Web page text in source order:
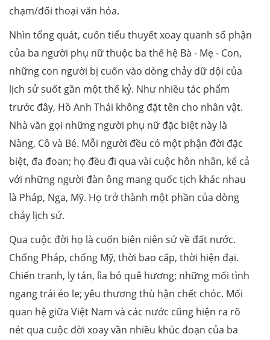
chạm/đối thoại văn hóa.
Nhìn tổng quát, cuốn tiểu thuyết xoay quanh số phận
của ba người phụ nữ thuộc ba thế hệ Bà - Mẹ - Con,
những con người bị cuốn vào dòng chảy dữ dội của
lịch sử suốt gần một thế kỷ. Như nhiều tác phẩm
trước đây, Hồ Anh Thái không đặt tên cho nhân vật.
Nhà văn gọi những người phụ nữ đặc biệt này là
Nàng, Cô và Bé. Mỗi người đều có một phận đời đặc
biệt, đa đoan; họ đều đi qua vài cuộc hôn nhân, kể cả
với những người đàn ông mang quốc tịch khác nhau
là Pháp, Nga, Mỹ. Họ trở thành một phần của dòng
chảy lịch sử.
Qua cuộc đời họ là cuốn biên niên sử về đất nước.
Chống Pháp, chống Mỹ, thời bao cấp, thời hiện đại.
Chiến tranh, ly tán, lìa bỏ quê hương; những mối tình
ngang trái éo le; yêu thương thù hận chết chóc. Mối
quan hệ giữa Việt Nam và các nước cũng hiện ra rõ
nét qua cuộc đời xoay vần nhiều khúc đoạn của ba